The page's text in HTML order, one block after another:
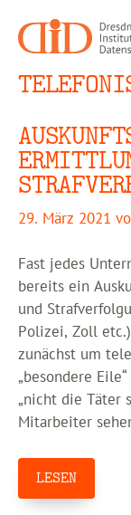
Inhalt
springen
29. März 2021
Fast jedes
bereits ein
und
Polizei, Zoll
zunächst um
„besondere
„nicht die Täter
Mitarbeiter
LESEN